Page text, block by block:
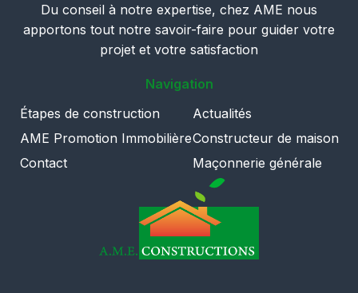
Du conseil à notre expertise, chez AME nous
apportons tout notre savoir-faire pour guider votre
projet et votre satisfaction
Navigation
Étapes de construction
AME Promotion Immobilière
Contact
Actualités
Constructeur de maison
Maçonnerie générale